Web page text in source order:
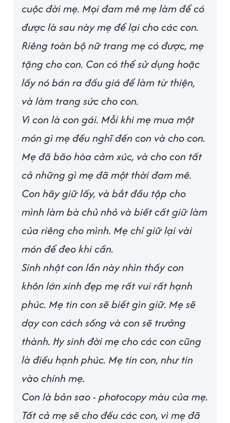
cuộc đời mẹ. Mọi đam mê mẹ làm để có
được là sau này mẹ để lại cho các con.
Riêng toàn bộ nữ trang mẹ có được, mẹ
tặng cho con. Con có thể sử dụng hoặc
lấy nó bán ra đấu giá để làm từ thiện,
và làm trang sức cho con.
Vì con là con gái. Mỗi khi mẹ mua một
món gì mẹ đều nghĩ đến con và cho con.
Mẹ đã bão hòa cảm xúc, và cho con tất
cả những gì mẹ đã một thời đam mê.
Con hãy giữ lấy, và bắt đầu tập cho
mình làm bà chủ nhỏ và biết cất giữ làm
của riêng cho mình. Mẹ chỉ giữ lại vài
món để đeo khi cần.
Sinh nhật con lần này nhìn thấy con
khôn lớn xinh đẹp mẹ rất vui rất hạnh
phúc. Mẹ tin con sẽ biết gìn giữ. Mẹ sẽ
dạy con cách sống và con sẽ trưởng
thành. Hy sinh đời mẹ cho các con cũng
là điều hạnh phúc. Mẹ tin con, như tin
vào chính mẹ.
Con là bản sao - photocopy màu của mẹ.
Tất cả mẹ sẽ cho đều các con, vì mẹ đã